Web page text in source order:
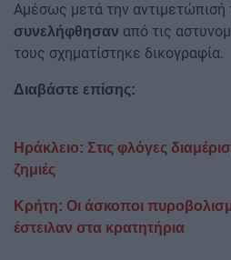
Αμέσως μετά την αντιμετώπισή
συνελήφθησαν από τις
τους σχηματίστηκε δικογραφία.
Διαβάστε επίσης:
Ηράκλειο: Στις φλόγες
ζημιές
Κρήτη: Οι άσκοποι
έστειλαν στα κρατητήρια